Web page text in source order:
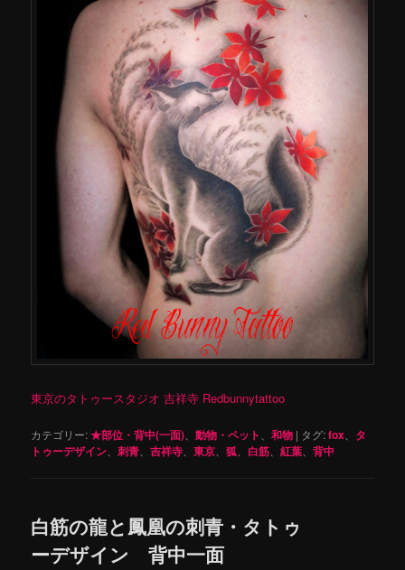
東京のタトゥースタジオ 吉祥寺 Redbunnytattoo
カテゴリー:★部位・背中(一面) 、動物・ペット 、和物 | タグ:fox
タ
トゥーデザイン 、刺青 、吉祥寺 、東京 、狐 白筋 、紅葉 、背中
白筋の龍と鳳凰の刺青・タトゥ
ーデザイン 背中一面